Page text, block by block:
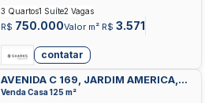
GOIANIA
R$ 750.000Valor m² R$ 3.571
3 Quartos1 Suíte2 Vagas
contatar
AVENIDA C 169, JARDIM AMERICA,
GOIANIA
Venda Casa 125 m²